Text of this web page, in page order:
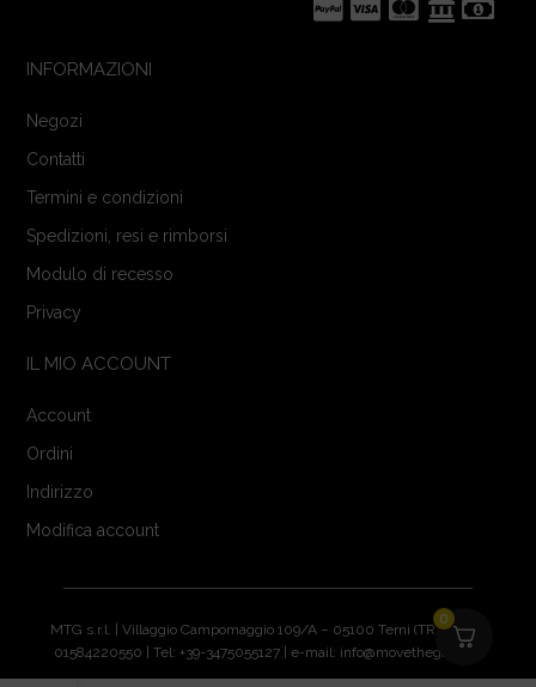
INFORMAZIONI
Negozi
Contatti
Termini e condizioni
Spedizioni, resi e rimborsi
Modulo di recesso
Privacy
IL MIO ACCOUNT
Account
Ordini
Indirizzo
Modifica account
MTG s.r.l. | Villaggio Campomaggio 109/A – 05100 Terni (TR) | P.IVA:
01584220550 | Tel: +39-3475055127 | e-mail: info@movethegame.it
0